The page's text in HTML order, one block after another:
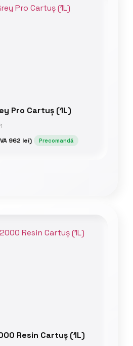
Pro Cartuș (1L)
962 lei) Precomandă
Resin Cartuș (1L)